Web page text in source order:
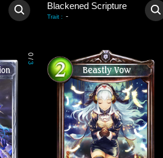
Blackened Scripture
Trait : -
0
/
3